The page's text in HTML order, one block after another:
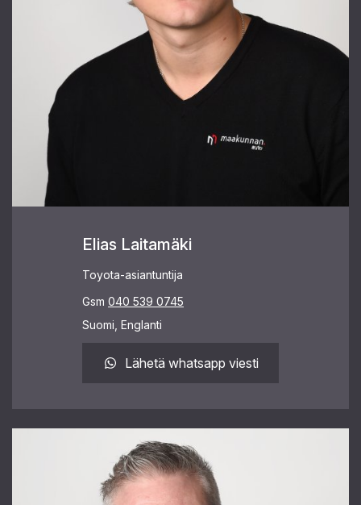
Elias Laitamäki
Toyota-asiantuntija
Gsm 040 539 0745
Suomi, Englanti
Lähetä whatsapp viesti